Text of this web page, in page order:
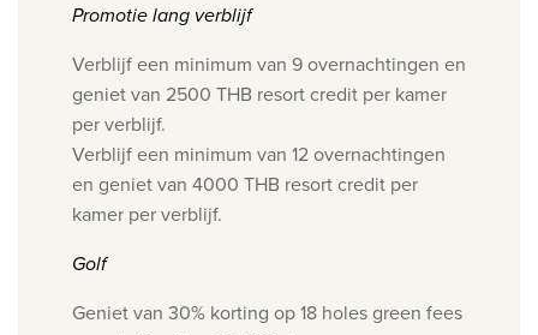
Promotie lang verblijf
Verblijf een minimum van 9 overnachtingen en
geniet van 2500 THB resort credit per kamer
per verblijf.
Verblijf een minimum van 12 overnachtingen
en geniet van 4000 THB resort credit per
kamer per verblijf.
Golf
Geniet van 30% korting op 18 holes green fees